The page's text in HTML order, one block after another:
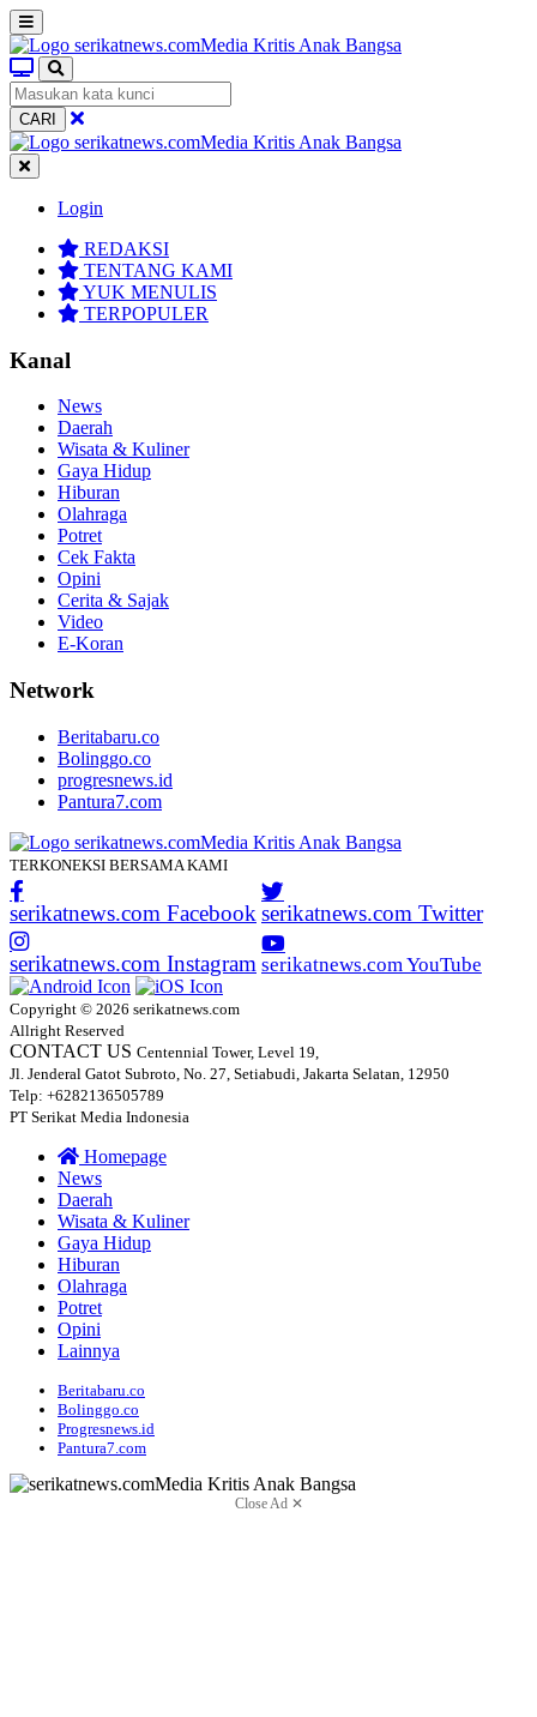
CARI
Login
REDAKSI
TENTANG KAMI
YUK MENULIS
TERPOPULER
Kanal
News
Daerah
Wisata & Kuliner
Gaya Hidup
Hiburan
Olahraga
Potret
Cek Fakta
Opini
Cerita & Sajak
Video
E-Koran
Network
Beritabaru.co
Bolinggo.co
progresnews.id
Pantura7.com
TERKONEKSI BERSAMA KAMI
serikatnews.com Facebook serikatnews.com Twitter
serikatnews.com Instagram serikatnews.com YouTube
Copyright © 2026 serikatnews.com
Allright Reserved
CONTACT US Centennial Tower, Level 19,
Jl. Jenderal Gatot Subroto, No. 27, Setiabudi, Jakarta Selatan, 12950
Telp: +6282136505789
PT Serikat Media Indonesia
Homepage
News
Daerah
Wisata & Kuliner
Gaya Hidup
Hiburan
Olahraga
Potret
Opini
Lainnya
Beritabaru.co
Bolinggo.co
Progresnews.id
Pantura7.com
Close Ad ✕